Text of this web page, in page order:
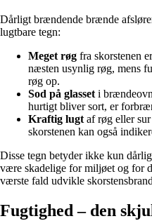
Dårligt brændende brænde
lugtbare tegn:
Meget røg fra skorstenen
næsten usynlig røg, mens
røg op.
Sod på glasseti
hurtigt bliver sort, er
Kraftig lugtaf røg eller
skorstenen kan også
Disse tegn betyder ikke kun
være skadelige for miljøet og for
værste fald udvikle
Fugtighed – den